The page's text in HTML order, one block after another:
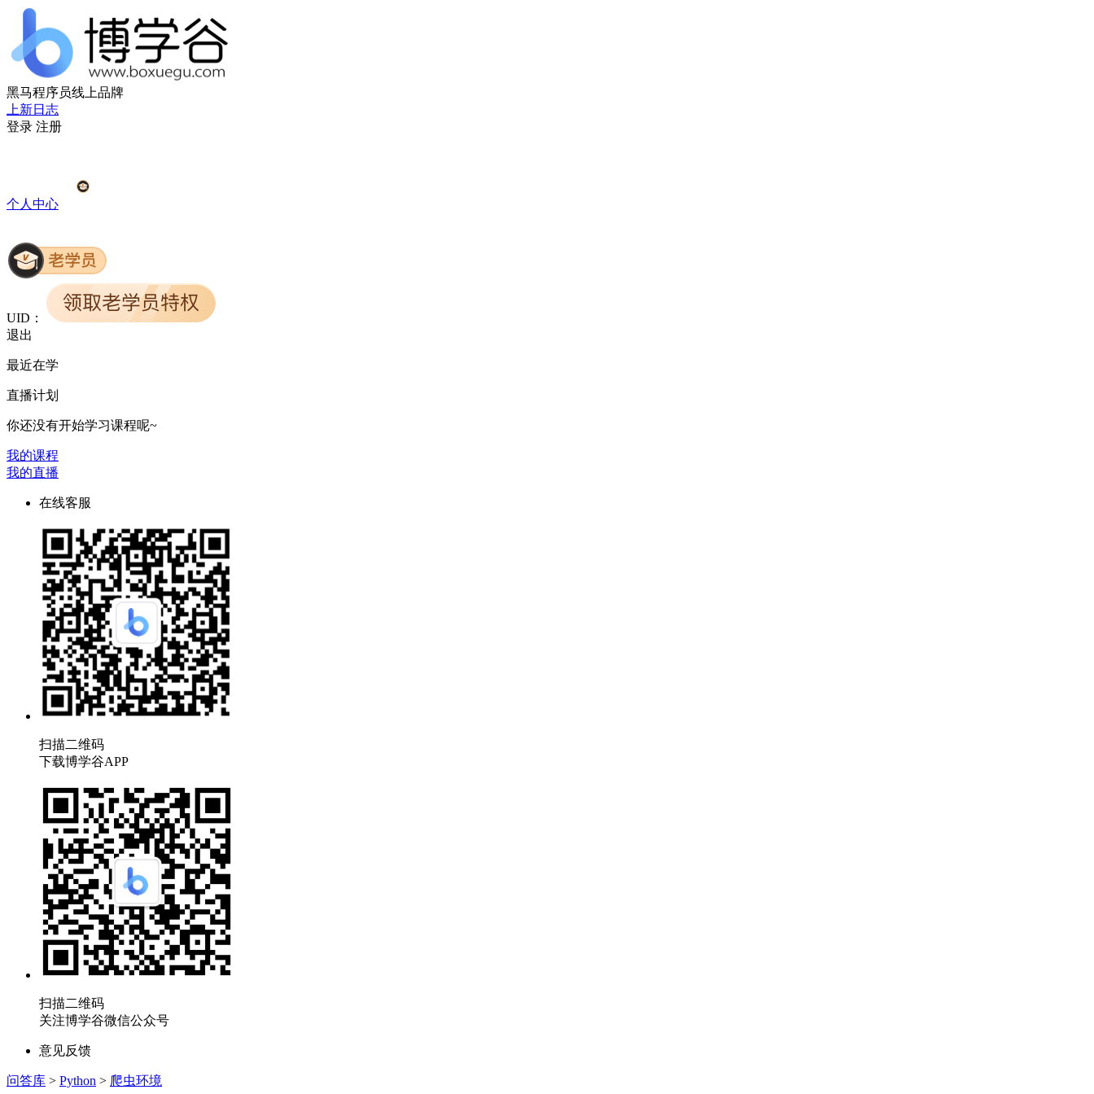
黑马程序员线上品牌
上新日志
登录 注册
个人中心
UID：
退出
最近在学
直播计划
你还没有开始学习课程呢~
我的课程
我的直播
在线客服
扫描二维码
下载博学谷APP
扫描二维码
关注博学谷微信公众号
意见反馈
问答库 > Python > 爬虫环境